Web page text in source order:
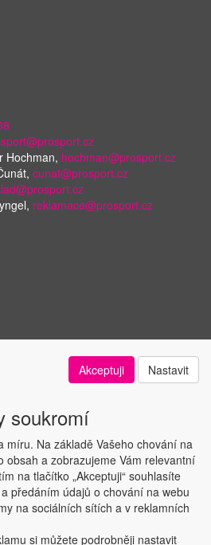
Hochman, hochman@prosport.cz
cunat@prosport.cz
reklamace@prosport.cz
Software a.s. 2018
Akceptuji Nastavit
soukromí
míru. Na základě Vašeho chování na
obsah a zobrazujeme Vám relevantní
na tlačítko „Akceptuji“ souhlasíte
předáním údajů o chování na webu
na sociálních sítích a v reklamních
si můžete podrobněji nastavit